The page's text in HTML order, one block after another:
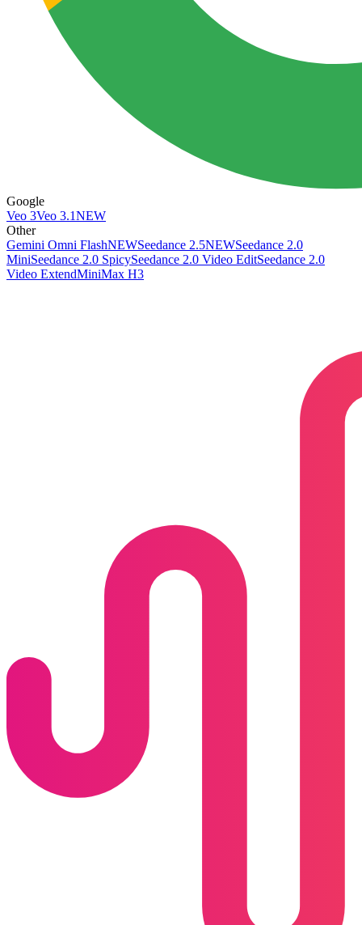
Google
Veo 3Veo 3.1NEW
Other
Gemini Omni FlashNEWSeedance 2.5NEWSeedance 2.0
MiniSeedance 2.0 SpicySeedance 2.0 Video EditSeedance 2.0
Video ExtendMiniMax H3